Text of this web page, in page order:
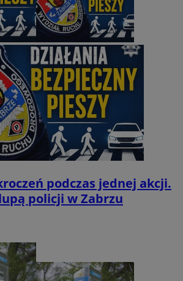
podczas jednej akcji.
policji w Zabrzu